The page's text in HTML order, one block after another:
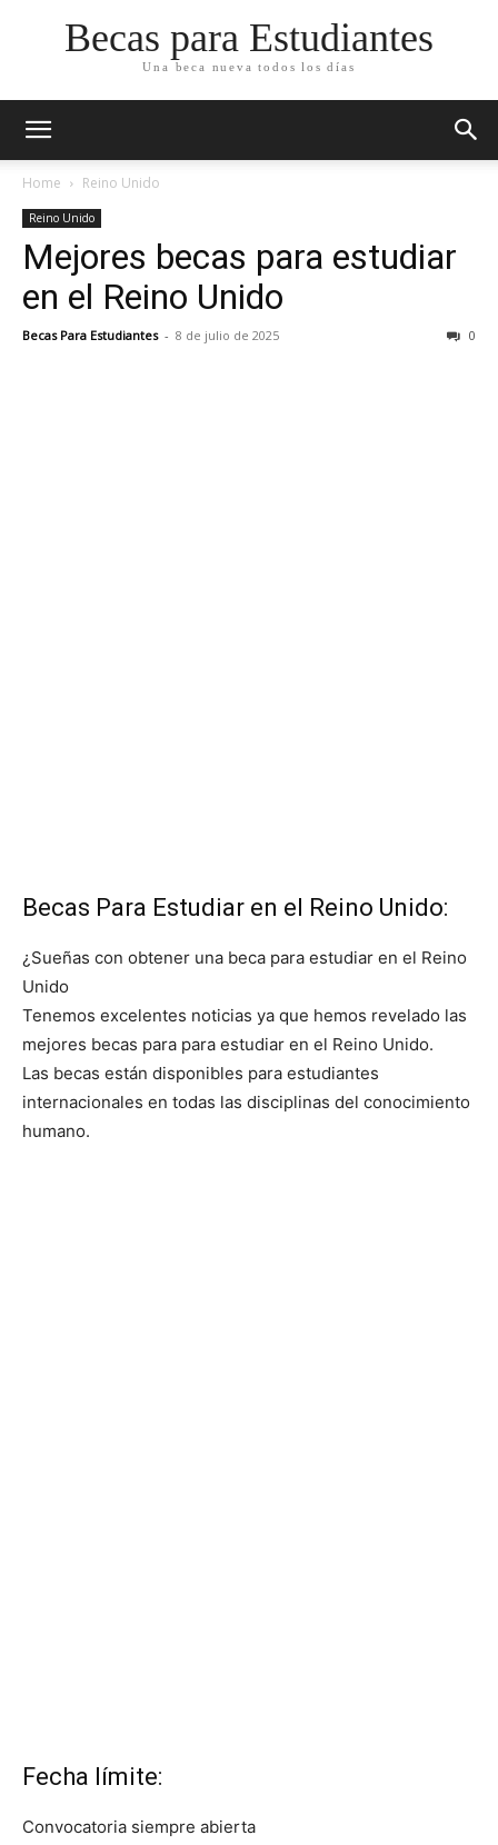
Becas para Estudiantes
Una beca nueva todos los días
Home Reino Unido
Reino Unido
Mejores becas para estudiar
en el Reino Unido
Becas Para Estudiantes - 8 de julio de 2025 0
Becas Para Estudiar en el Reino Unido:
¿Sueñas con obtener una beca para estudiar en el Reino
Unido
Tenemos excelentes noticias ya que hemos revelado las
mejores becas para para estudiar en el Reino Unido.
Las becas están disponibles para estudiantes
internacionales en todas las disciplinas del conocimiento
humano.
Fecha límite:
Convocatoria siempre abierta